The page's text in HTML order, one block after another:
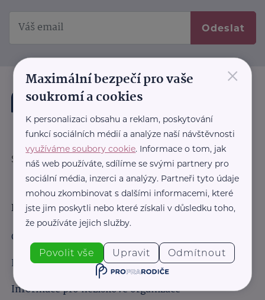
Odeslat
Sledujte nás:
Důležité odkazy
Obchodní podmínky
Informace pro obchodní partnery
Informace pro neziskové organizace
×
Maximální bezpečí pro vaše
soukromí a cookies
K personalizaci obsahu a reklam, poskytování
funkcí sociálních médií a analýze naší návštěvnosti
využíváme soubory cookie. Informace o tom, jak
náš web používáte, sdílíme se svými partnery pro
sociální média, inzerci a analýzy. Partneři tyto údaje
mohou zkombinovat s dalšími informacemi, které
jste jim poskytli nebo které získali v důsledku toho,
že používáte jejich služby.
Povolit vše Upravit Odmítnout